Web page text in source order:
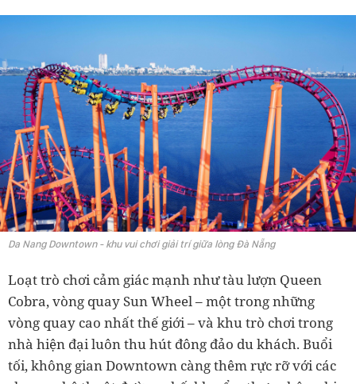
Da Nang Downtown - khu vui chơi giải trí giữa lòng Đà Nẵng
Loạt trò chơi cảm giác mạnh như tàu lượn Queen
Cobra, vòng quay Sun Wheel – một trong những
vòng quay cao nhất thế giới – và khu trò chơi trong
nhà hiện đại luôn thu hút đông đảo du khách. Buổi
tối, không gian Downtown càng thêm rực rỡ với các